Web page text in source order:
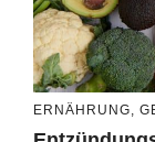
ERNÄHRUNG,